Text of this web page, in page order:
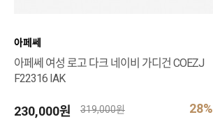
아페쎄
아페쎄 여성 로고 다크 네이비 가디건 COEZJ
F22316 IAK
230,000원 28%
319,000원